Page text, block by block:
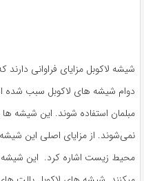
شیشه لاکوبل مزایای فراوانی دارند
دوام شیشه های لاکوبل سبب شده
مبلمان استفاده شوند. این شیشه ها
نمی‌شوند. از مزایای اصلی این
محیط زیست اشاره کرد. این شیشه